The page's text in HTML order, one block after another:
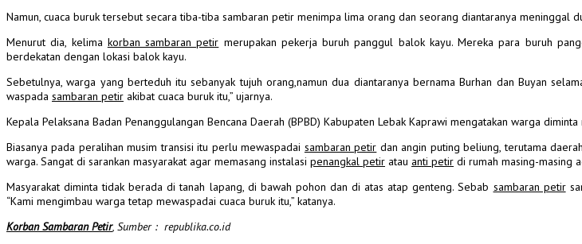
Namun, cuaca buruk tersebut secara tiba-tiba sambaran petir menimpa lima orang dan seorang diantaranya meninggal
Menurut dia, kelima korban sambaran petir merupakan pekerja buruh panggul balok kayu. Mereka para buruh
berdekatan dengan lokasi balok kayu.
Sebetulnya, warga yang berteduh itu sebanyak tujuh orang,namun dua diantaranya bernama Burhan dan Buyan
waspada sambaran petir akibat cuaca buruk itu,” ujarnya.
Kepala Pelaksana Badan Penanggulangan Bencana Daerah (BPBD) Kabupaten Lebak Kaprawi mengatakan warga
Biasanya pada peralihan musim transisi itu perlu mewaspadai sambaran petir dan angin puting beliung, terutama
warga. Sangat di sarankan masyarakat agar memasang instalasi penangkal petir atau anti petir di rumah masing-masing
Masyarakat diminta tidak berada di tanah lapang, di bawah pohon dan di atas atap genteng.Sebab sambaran petir
“Kami mengimbau warga tetap mewaspadai cuaca buruk itu,” katanya.
Korban Sambaran Petir, Sumber : republika.co.id